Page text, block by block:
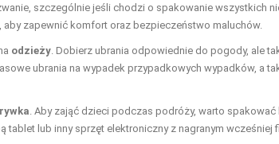
szczególnie jeśli chodzi o spakowanie wszystkich
zapewnić komfort oraz bezpieczeństwo maluchów.
odzieży . Dobierz ubrania odpowiednie do pogody, ale
ubrania na wypadek przypadkowych wypadków, a
. Aby zająć dzieci podczas podróży, warto spakować
tablet lub inny sprzęt elektroniczny z nagranym wcześniej